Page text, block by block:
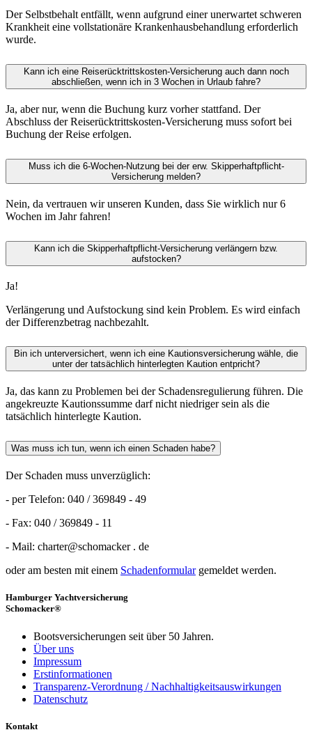
Der Selbstbehalt entfällt, wenn aufgrund einer unerwartet schweren
Krankheit eine vollstationäre Krankenhausbehandlung erforderlich
wurde.
Kann ich eine Reiserücktrittskosten-Versicherung auch dann noch
abschließen, wenn ich in 3 Wochen in Urlaub fahre?
Ja, aber nur, wenn die Buchung kurz vorher stattfand. Der
Abschluss der Reiserücktrittskosten-Versicherung muss sofort bei
Buchung der Reise erfolgen.
Muss ich die 6-Wochen-Nutzung bei der erw. Skipperhaftpflicht-
Versicherung melden?
Nein, da vertrauen wir unseren Kunden, dass Sie wirklich nur 6
Wochen im Jahr fahren!
Kann ich die Skipperhaftpflicht-Versicherung verlängern bzw.
aufstocken?
Ja!
Verlängerung und Aufstockung sind kein Problem. Es wird einfach
der Differenzbetrag nachbezahlt.
Bin ich unterversichert, wenn ich eine Kautionsversicherung wähle, die
unter der tatsächlich hinterlegten Kaution entpricht?
Ja, das kann zu Problemen bei der Schadensregulierung führen. Die
angekreuzte Kautionssumme darf nicht niedriger sein als die
tatsächlich hinterlegte Kaution.
Was muss ich tun, wenn ich einen Schaden habe?
Der Schaden muss unverzüglich:
- per Telefon: 040 / 369849 - 49
- Fax: 040 / 369849 - 11
- Mail: charter@schomacker . de
oder am besten mit einem Schadenformulargemeldet werden.
Hamburger Yachtversicherung
Schomacker®
Bootsversicherungen seit über 50 Jahren.
Über uns
Impressum
Erstinformationen
Transparenz-Verordnung / Nachhaltigkeitsauswirkungen
Datenschutz
Kontakt